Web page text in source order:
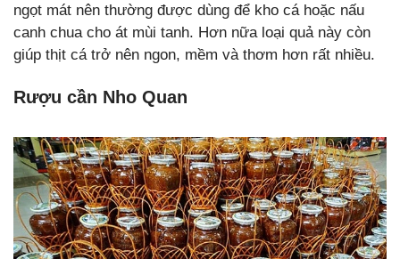
ngọt mát nên thường được dùng để kho cá hoặc nấu
canh chua cho át mùi tanh. Hơn nữa loại quả này còn
giúp thịt cá trở nên ngon, mềm và thơm hơn rất nhiều.
Rượu cần Nho Quan